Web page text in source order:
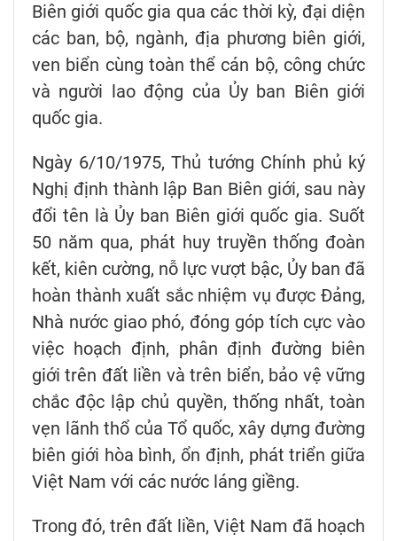
Biên giới quốc gia qua các thời kỳ, đại diện
các ban, bộ, ngành, địa phương biên giới,
ven biển cùng toàn thể cán bộ, công chức
và người lao động của Ủy ban Biên giới
quốc gia.
Ngày 6/10/1975, Thủ tướng Chính phủ ký
Nghị định thành lập Ban Biên giới, sau này
đổi tên là Ủy ban Biên giới quốc gia. Suốt
50 năm qua, phát huy truyền thống đoàn
kết, kiên cường, nỗ lực vượt bậc, Ủy ban đã
hoàn thành xuất sắc nhiệm vụ được Đảng,
Nhà nước giao phó, đóng góp tích cực vào
việc hoạch định, phân định đường biên
giới trên đất liền và trên biển, bảo vệ vững
chắc độc lập chủ quyền, thống nhất, toàn
vẹn lãnh thổ của Tổ quốc, xây dựng đường
biên giới hòa bình, ổn định, phát triển giữa
Việt Nam với các nước láng giềng.
Trong đó, trên đất liền, Việt Nam đã hoạch